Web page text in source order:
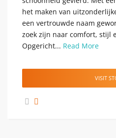
het maken van
een vertrouwde naam
zoek zijn naar comfort, stijl
Opgericht... Read More
VISIT